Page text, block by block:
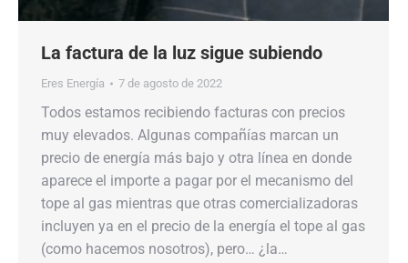
La factura de la luz sigue subiendo
Eres Energía 7 de agosto de 2022
Todos estamos recibiendo facturas con precios
muy elevados. Algunas compañías marcan un
precio de energía más bajo y otra línea en donde
aparece el importe a pagar por el mecanismo del
tope al gas mientras que otras comercializadoras
incluyen ya en el precio de la energía el tope al gas
(como hacemos nosotros), pero… ¿la…